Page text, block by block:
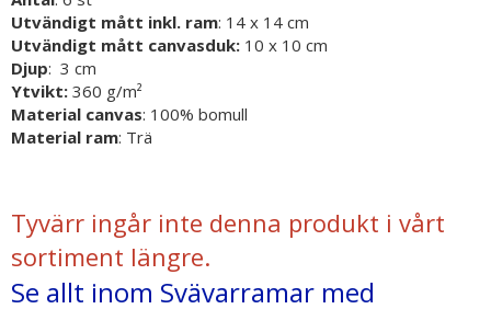
Utvändigt mått inkl. ram: 14 x 14 cm
Utvändigt mått canvasduk: 10 x 10 cm
Djup: 3 cm
Ytvikt: 360 g/m²
Material canvas: 100% bomull
Material ram: Trä
Tyvärr ingår inte denna produkt i vårt
sortiment längre.
Se allt inom Svävarramar med